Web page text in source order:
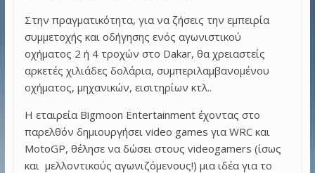
Στην πραγματικότητα, για να ζήσεις την εμπειρία
συμμετοχής και οδήγησης ενός αγωνιστικού
οχήματος 2 ή 4 τροχών στο Dakar, θα χρειαστείς
αρκετές χιλιάδες δολάρια, συμπεριλαμβανομένου
οχήματος, μηχανικών, εισιτηρίων κτλ..
Η εταιρεία Bigmoon Entertainment έχοντας στο
παρελθόν δημιουργήσει video games για WRC και
MotoGP, θέλησε να δώσει στους videogamers (ίσως
και μελλοντικούς αγωνιζόμενους!) μια ιδέα για το